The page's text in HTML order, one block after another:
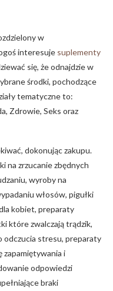
w
interesuje suplementy
się, że odnajdzie w
środki, pochodzące
tematyczne to:
Zdrowie, Seks oraz
dokonując zakupu.
na zrzucanie zbędnych
wyroby na
włosów, pigułki
kobiet, preparaty
które zwalczają trądzik,
odczucia stresu, preparaty
zapamiętywania i
odpowiedzi
braki